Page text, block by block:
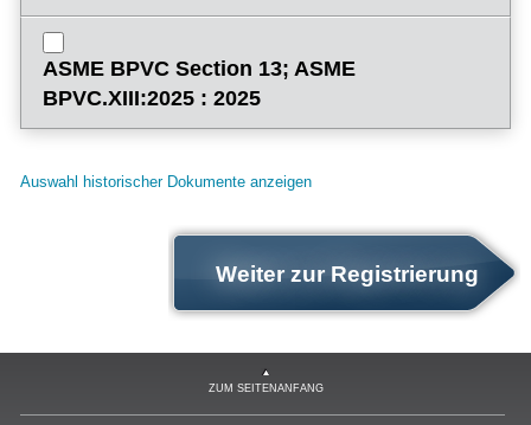
ASME BPVC Section 13; ASME
BPVC.XIII:2025 : 2025
Auswahl historischer Dokumente anzeigen
Weiter zur Registrierung
ZUM SEITENANFANG